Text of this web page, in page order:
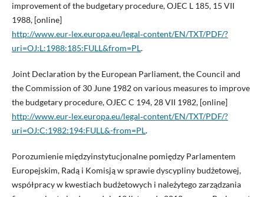
improvement of the budgetary procedure, OJEC L 185, 15 VII
1988, [online]
http://www.eur‑lex.europa.eu/legal‑content/EN/TXT/PDF/?
uri=OJ:L:1988:185:FULL&from=PL.
Joint Declaration by the European Parliament, the Council and
the Commission of 30 June 1982 on various measures to improve
the budgetary procedure, OJEC C 194, 28 VII 1982, [online]
http://www.eur‑lex.europa.eu/legal‑content/EN/TXT/PDF/?
uri=OJ:C:1982:194:FULL&-from=PL.
Porozumienie międzyinstytucjonalne pomiędzy Parlamentem
Europejskim, Radą i Komisją w sprawie dyscypliny budżetowej,
współpracy w kwestiach budżetowych i należytego zarządzania